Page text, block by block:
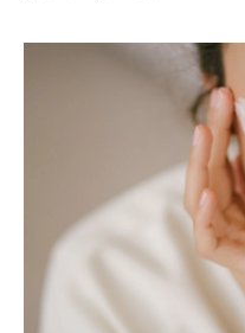
moda & ljepota